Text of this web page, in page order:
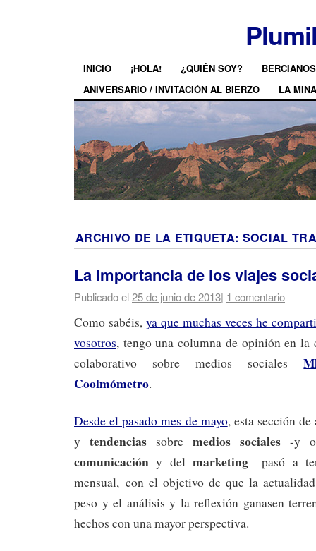
INICIO ¡HOLA! ¿QUIÉN SOY?
ANIVERSARIO / INVITACIÓN AL BIERZO
LA MINA
ARCHIVO DE LA ETIQUETA: SOCIAL
La importancia de los viajes
Publicado el25 de junio de 2013| 1 comentario
Como sabéis, ya que muchas veces he
vosotros, tengo una columna de opinión en
colaborativo sobre medios sociales
Coolmómetro.
Desde el pasado mes de mayo, esta sección
ytendencias sobremedios sociales -y
comunicación y del marketing– pasó a
mensual, con el objetivo de que la
peso y el análisis y la reflexión ganasen
hechos con una mayor perspectiva.